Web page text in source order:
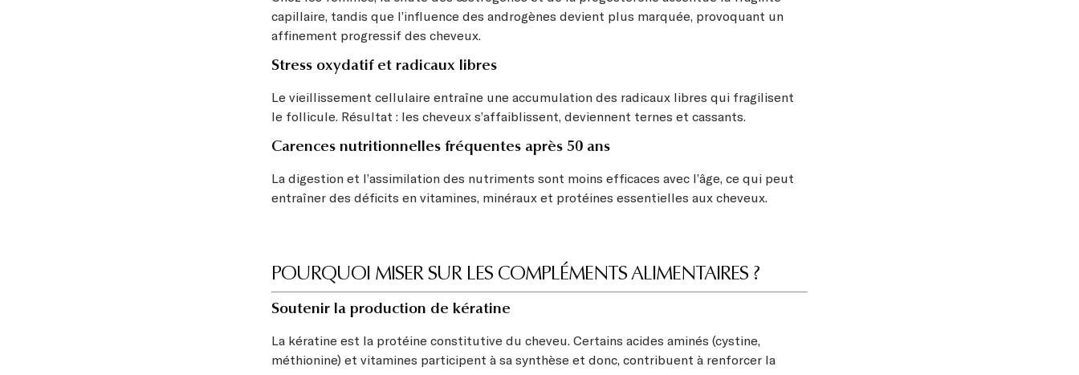
capillaire, tandis que l’influence des androgènes devient plus marquée, provoquant un
affinement progressif des cheveux.
Stress oxydatif et radicaux libres
Le vieillissement cellulaire entraîne une accumulation des radicaux libres qui fragilisent
le follicule. Résultat : les cheveux s’affaiblissent, deviennent ternes et cassants.
Carences nutritionnelles fréquentes après 50 ans
La digestion et l’assimilation des nutriments sont moins efficaces avec l’âge, ce qui peut
entraîner des déficits en vitamines, minéraux et protéines essentielles aux cheveux.
POURQUOI MISER SUR LES COMPLÉMENTS ALIMENTAIRES ?
Soutenir la production de kératine
La kératine est la protéine constitutive du cheveu. Certains acides aminés (cystine,
méthionine) et vitamines participent à sa synthèse et donc, contribuent à renforcer la